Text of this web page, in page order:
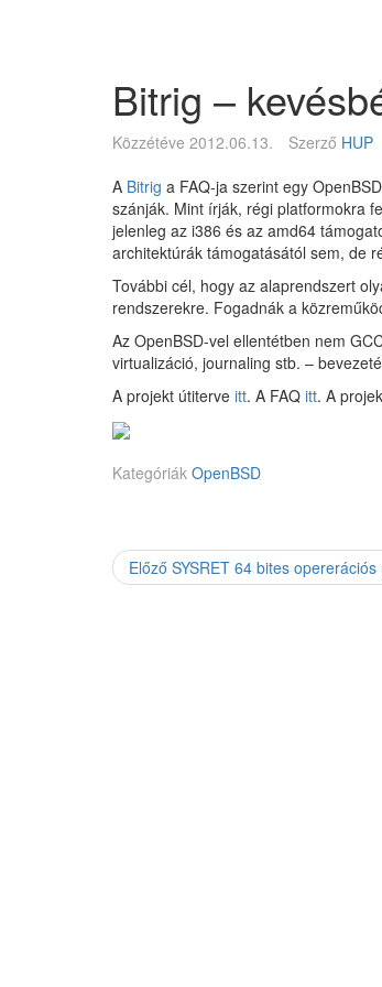
Bitrig –
Közzétéve 2012.06.13. Szerző HUP
A Bitrig a FAQ-ja szerint egy
szánják. Mint írják, régi platformokra
jelenleg az i386 és az amd64
architektúrák támogatásától sem, de
További cél, hogy az alaprendszert
rendszerekre. Fogadnák a
Az OpenBSD-vel ellentétben nem
virtualizáció, journaling stb. –
A projekt útiterve itt. A FAQ itt. A
Kategóriák OpenBSD
Bejegyzés
Előző Previous
post:
SYSRET 64 bites